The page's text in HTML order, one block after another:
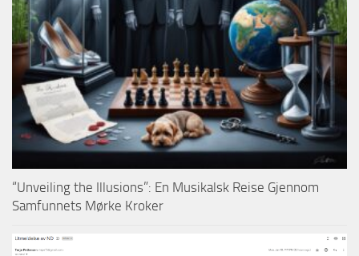
“Unveiling the Illusions”: En Musikalsk Reise Gjennom
Samfunnets Mørke Kroker